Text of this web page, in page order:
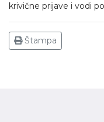
krivične prijave i vodi
Štampa